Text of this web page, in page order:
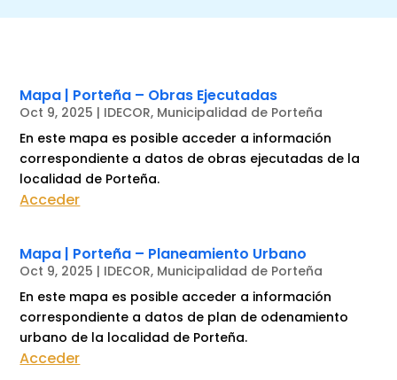
Mapa | Porteña – Obras Ejecutadas
Oct 9, 2025 | IDECOR, Municipalidad de Porteña
En este mapa es posible acceder a información
correspondiente a datos de obras ejecutadas de la
localidad de Porteña.
Acceder
Mapa | Porteña – Planeamiento Urbano
Oct 9, 2025 | IDECOR, Municipalidad de Porteña
En este mapa es posible acceder a información
correspondiente a datos de plan de odenamiento
urbano de la localidad de Porteña.
Acceder